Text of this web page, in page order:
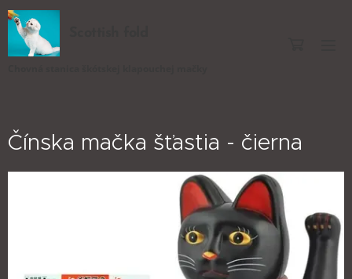
Čínska mačka šťastia - čierna